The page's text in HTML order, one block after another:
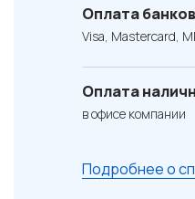
Оплата
Visa, Mastercard,
Оплата
в офисе компании
Подробнее о